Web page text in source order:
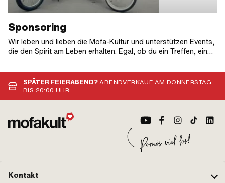
Sponsoring
Wir leben und lieben die Mofa-Kultur und unterstützen Events,
die den Spirit am Leben erhalten. Egal, ob du ein Treffen, ein
coole Projekte zu haben!
SPÄTER FEIERABEND?ABENDVERKAUF AM DONNERSTAG
BIS 20:00 UHR
Kontakt